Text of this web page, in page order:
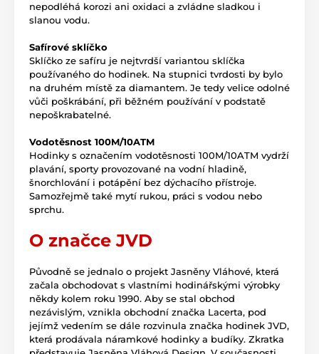
nepodléhá korozi ani oxidaci a zvládne sladkou i
slanou vodu.
Safírové sklíčko
Sklíčko ze safíru je nejtvrdší variantou sklíčka
používaného do hodinek. Na stupnici tvrdosti by bylo
na druhém místě za diamantem. Je tedy velice odolné
vůči poškrábání, při běžném používání v podstatě
nepoškrabatelné.
Vodotěsnost 100M/10ATM
Hodinky s označením vodotěsnosti 100M/10ATM vydrží
plavání, sporty provozované na vodní hladině,
šnorchlování i potápění bez dýchacího přístroje.
Samozřejmě také mytí rukou, práci s vodou nebo
sprchu.
O značce JVD
Původně se jednalo o projekt Jasněny Vláhové, která
začala obchodovat s vlastními hodinářskými výrobky
někdy kolem roku 1990. Aby se stal obchod
nezávislým, vznikla obchodní značka Lacerta, pod
jejímž vedením se dále rozvinula značka hodinek JVD,
která prodávala náramkové hodinky a budíky. Zkratka